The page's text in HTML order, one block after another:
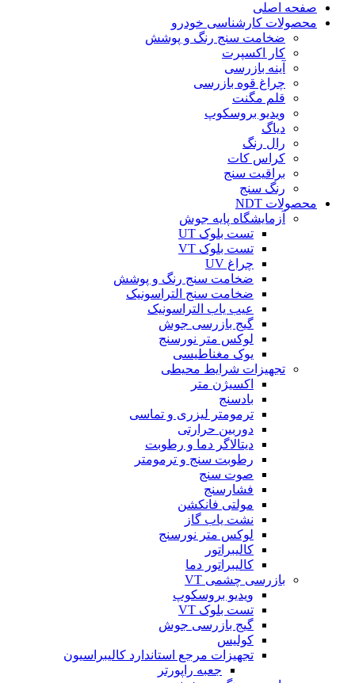
صفحه اصلی
محصولات کارشناسی خودرو
ضخامت سنج رنگ و پوشش
کار اکسپرت
آینه بازرسی
چراغ قوه بازرسی
قلم مگنت
ویدیو بروسکوپ
دیاگ
رال رنگ
کراس کات
براقیت سنج
رنگ سنج
محصولات NDT
آزمایشگاه پایه جوش
تست بلوک UT
تست بلوک VT
چراغ UV
ضخامت سنج رنگ و پوشش
ضخامت سنج التراسونیک
عیب یاب التراسونیک
گیج بازرسی جوش
لوکس متر نورسنج
یوک مغناطیسی
تجهیزات شرایط محیطی
اکسیژن متر
بادسنج
ترمومتر لیزری و تماسی
دوربین حرارتی
دیتالاگر دما و رطوبت
رطوبت سنج و ترمومتر
صوت سنج
فشارسنج
مولتی فانکشن
نشت یاب گاز
لوکس متر نورسنج
کالیبراتور
کالیبراتور دما
بازرسی چشمی VT
ویدیو بروسکوپ
تست بلوک VT
گیج بازرسی جوش
کولیس
تجهیزات مرجع استاندارد کالیبراسیون
جعبه راپورتر